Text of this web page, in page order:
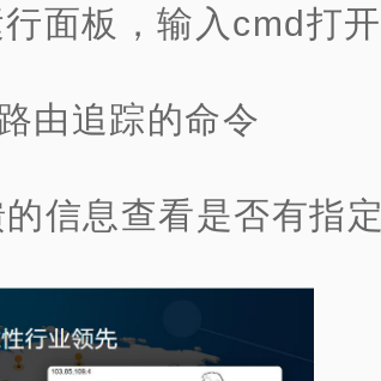
面板，输入cmd打开
由追踪的命令
信息查看是否有指定